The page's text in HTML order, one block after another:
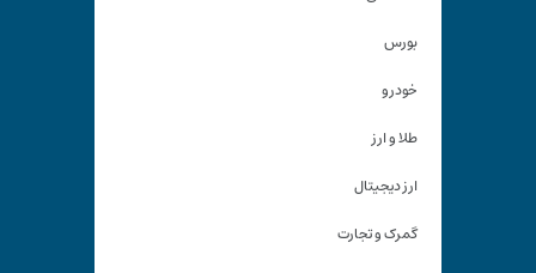
بورس
خودرو
طلا و ارز
ارز دیجیتال
گمرک و تجارت